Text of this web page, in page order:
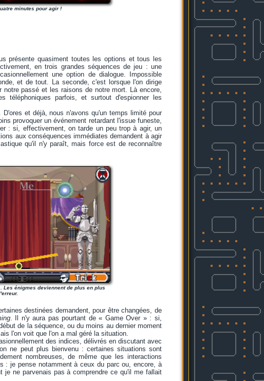
minutes pour agir !
présente quasiment toutes les options et tous les
en trois grandes séquences de jeu : une
une option de dialogue. Impossible
et de tout. La seconde, c'est lorsque l'on dirige
notre passé et les raisons de notre mort. Là encore,
téléphoniques parfois, et surtout d'espionner les
et déjà, nous n'avons qu'un temps limité pour
provoquer un événement retardant l'issue funeste,
: si, effectivement, on tarde un peu trop à agir, un
aux conséquences immédiates demandent à agir
qu'il n'y paraît, mais force est de reconnaître
Les énigmes deviennent de plus en plus
destinées demandent, pour être changées, de
. Il n'y aura pas pourtant de « Game Over » : si,
de la séquence, ou du moins au dernier moment
l'on voit que l'on a mal géré la situation.
des indices, délivrés en discutant avec
ne peut plus bienvenu : certaines situations sont
nombreuses, de même que les interactions
: je pense notamment à ceux du parc ou, encore, à
ne parvenais pas à comprendre ce qu'il me fallait